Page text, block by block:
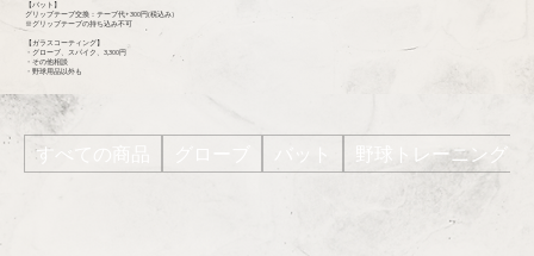
【バット】
グリップテープ交換：テープ代+300円(税込み)
※グリップテープの持ち込み不可
【ガラスコーティング】
・グローブ、スパイク、3,300円
・その他相談
・野球用品以外も
すべての商品 バット 野球トレーニング